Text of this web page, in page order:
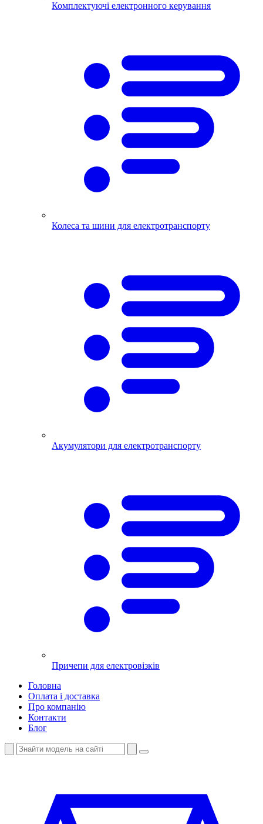
Комплектуючі електронного керування
Колеса та шини для електротранспорту
Акумулятори для електротранспорту
Причепи для електровізків
Головна
Оплата і доставка
Про компанію
Контакти
Блог